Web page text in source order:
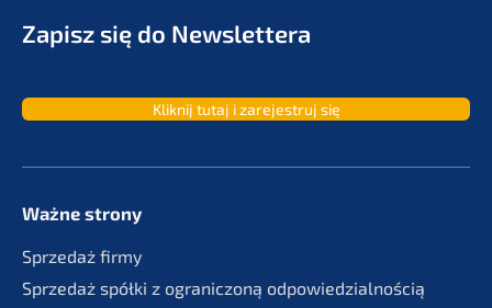
Zapisz się do Newslettera
Kliknij tutaj i zarejes­truj się
Ważne strony
Sprze­daż firmy
Sprze­daż spółki z ogranic­zoną odpowiedzialnością